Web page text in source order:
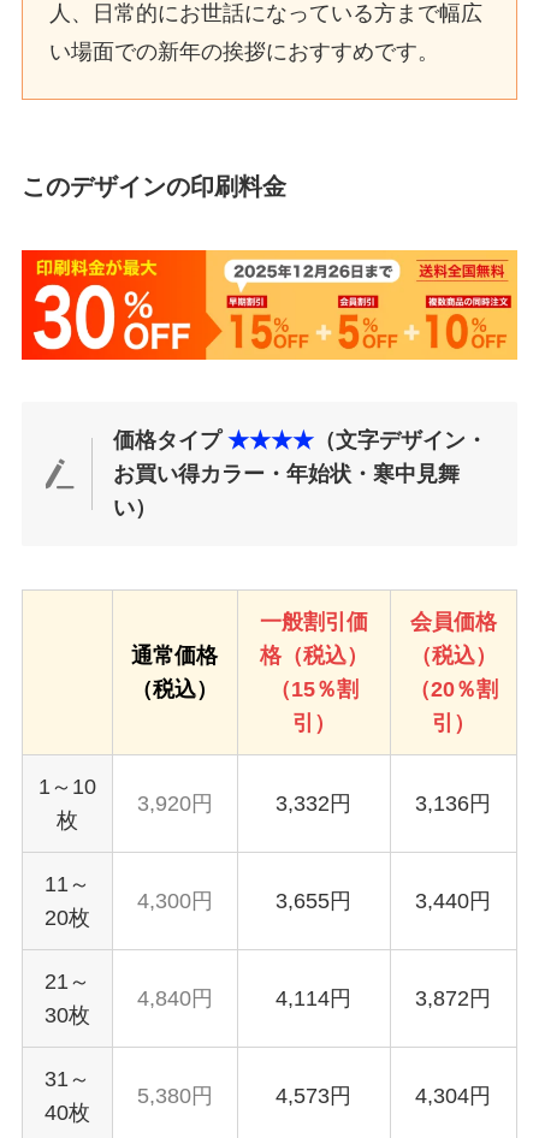
人、日常的にお世話になっている方まで幅広
い場面での新年の挨拶におすすめです。
このデザインの印刷料金
価格タイプ★★★★ （文字デザイン・
お買い得カラー・年始状・寒中見舞
い）
通常価格
（税込）
一般割引価
格（税込）
（15％割
引）
会員価格
（税込）
（20％割
引）
1～10
枚
3,920円 3,332円 3,136円
11～
20枚
4,300円 3,655円 3,440円
21～
30枚
4,840円 4,114円 3,872円
31～
40枚
5,380円 4,573円 4,304円